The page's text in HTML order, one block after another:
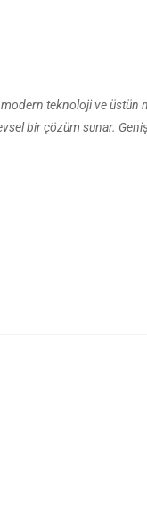
teknoloji ve
bir çözüm sunar.